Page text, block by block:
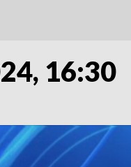
16:30